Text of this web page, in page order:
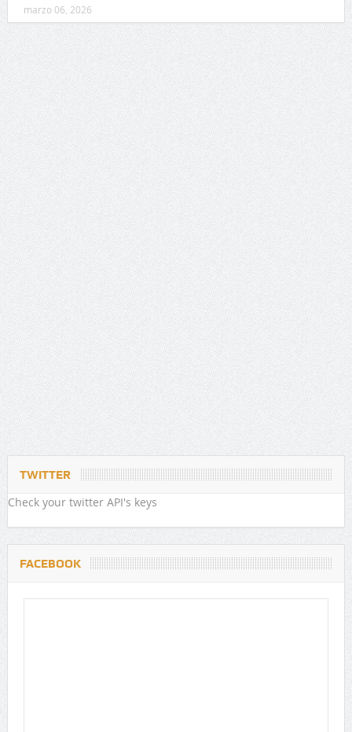
marzo 06, 2026
TWITTER
Check your twitter API's keys
FACEBOOK